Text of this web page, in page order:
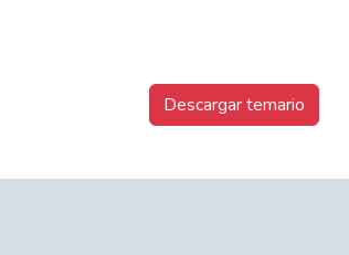
Descargar temario